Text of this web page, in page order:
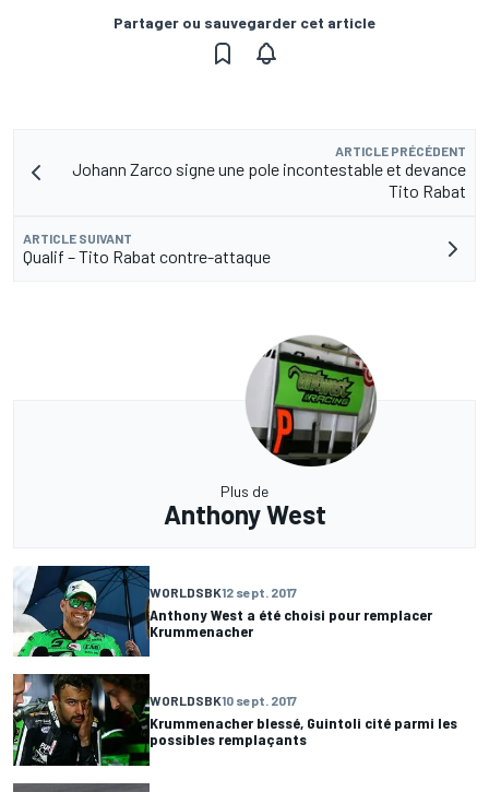
Partager ou sauvegarder cet article
ARTICLE PRÉCÉDENT
Johann Zarco signe une pole incontestable et devance
Tito Rabat
ARTICLE SUIVANT
Qualif – Tito Rabat contre-attaque
Plus de
Anthony West
WORLDSBK12 sept. 2017
Anthony West a été choisi pour remplacer
Krummenacher
WORLDSBK10 sept. 2017
Krummenacher blessé, Guintoli cité parmi les
possibles remplaçants